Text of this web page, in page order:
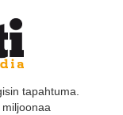
tapahtuma.